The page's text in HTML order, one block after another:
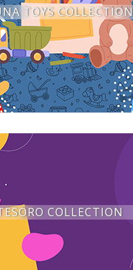
TOYS COLLECTION
COLLECTION